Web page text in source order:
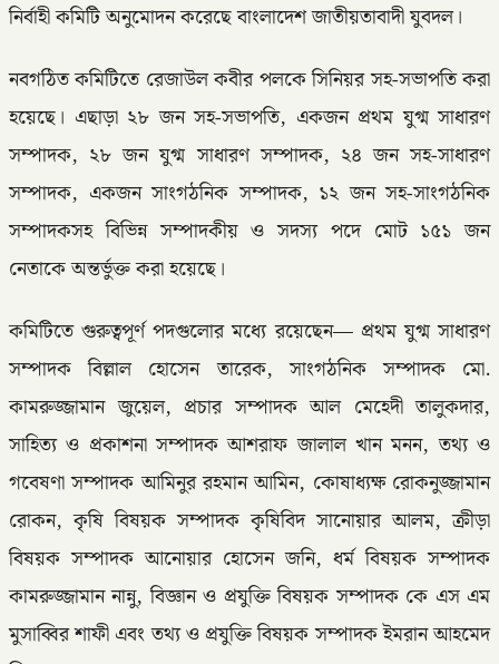
নির্বাহী কমিটি অনুমোদন করেছে বাংলাদেশ জাতীয়তাবাদী যুবদল।
নবগঠিত কমিটিতে রেজাউল কবীর পলকে সিনিয়র সহ-সভাপতি করা
হয়েছে। এছাড়া ২৮ জন সহ-সভাপতি, একজন প্রথম যুগ্ম সাধারণ
সম্পাদক, ২৮ জন যুগ্ম সাধারণ সম্পাদক, ২৪ জন সহ-সাধারণ
সম্পাদক, একজন সাংগঠনিক সম্পাদক, ১২ জন সহ-সাংগঠনিক
সম্পাদকসহ বিভিন্ন সম্পাদকীয় ও সদস্য পদে মোট ১৫১ জন
নেতাকে অন্তর্ভুক্ত করা হয়েছে।
কমিটিতে গুরুত্বপূর্ণ পদগুলোর মধ্যে রয়েছেন— প্রথম যুগ্ম সাধারণ
সম্পাদক বিল্লাল হোসেন তারেক, সাংগঠনিক সম্পাদক মো.
কামরুজ্জামান জুয়েল, প্রচার সম্পাদক আল মেহেদী তালুকদার,
সাহিত্য ও প্রকাশনা সম্পাদক আশরাফ জালাল খান মনন, তথ্য ও
গবেষণা সম্পাদক আমিনুর রহমান আমিন, কোষাধ্যক্ষ রোকনুজ্জামান
রোকন, কৃষি বিষয়ক সম্পাদক কৃষিবিদ সানোয়ার আলম, ক্রীড়া
বিষয়ক সম্পাদক আনোয়ার হোসেন জনি, ধর্ম বিষয়ক সম্পাদক
কামরুজ্জামান নান্নু, বিজ্ঞান ও প্রযুক্তি বিষয়ক সম্পাদক কে এস এম
মুসাব্বির শাফী এবং তথ্য ও প্রযুক্তি বিষয়ক সম্পাদক ইমরান আহমেদ